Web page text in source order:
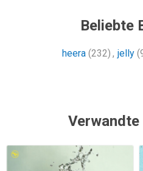
Beliebte
heera (232) , jelly